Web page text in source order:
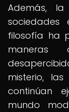
Además,
filosofía ha
misterio,
continúan
mundo